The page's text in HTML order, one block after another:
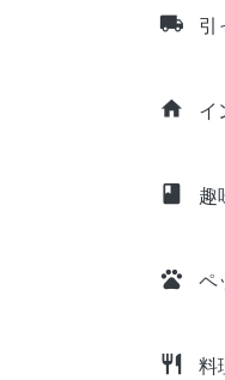
local_shipping 引
home イ
class 趣
pets ペ
restaurant 料